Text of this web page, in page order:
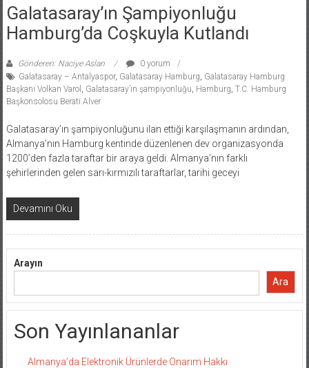
Galatasaray’ın Şampiyonluğu
Hamburg’da Coşkuyla Kutlandı
Gönderen: Naciye Aslan
0 yorum
Galatasaray – Antalyaspor, Galatasaray Hamburg Galatasaray Hamburg
Başkanı Volkan Varol
Galatasaray’ın şampiyonluğu Hamburg T.C. Hamburg
Başkonsolosu Berati Alver
Galatasaray’ın şampiyonluğunu ilan ettiği karşılaşmanın ardından,
Almanya’nın Hamburg kentinde düzenlenen dev organizasyonda
1200’den fazla taraftar bir araya geldi. Almanya’nın farklı
şehirlerinden gelen sarı-kırmızılı taraftarlar, tarihi geceyi
Devamını Oku
Arayın
Ara
Son Yayınlananlar
Almanya’da Elektronik Ürünlerde Onarım Hakkı